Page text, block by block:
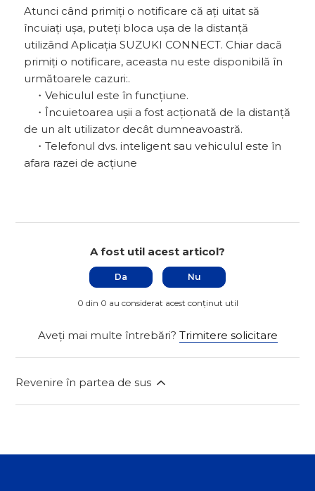
Atunci când primiți o notificare că ați uitat să
încuiați ușa, puteți bloca ușa de la distanță
utilizând Aplicația SUZUKI CONNECT. Chiar dacă
primiți o notificare, aceasta nu este disponibilă în
următoarele cazuri:.
・Vehiculul este în funcțiune.
・Încuietoarea ușii a fost acționată de la distanță
de un alt utilizator decât dumneavoastră.
・Telefonul dvs. inteligent sau vehiculul este în
afara razei de acțiune
A fost util acest articol?
Da Nu
0 din 0 au considerat acest conținut util
Aveți mai multe întrebări? Trimitere solicitare
Revenire în partea de sus